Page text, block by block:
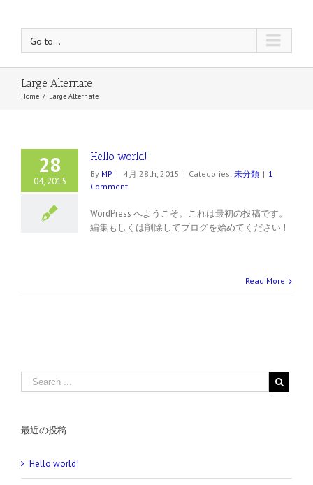
Go to...
Large Alternate
Home / Large Alternate
28
04, 2015
Hello world!
By MP | 4月 28th, 2015 | Categories: 未分類 | 1
Comment
WordPress へようこそ。これは最初の投稿です。
編集もしくは削除してブログを始めてください !
Read More
最近の投稿
Hello world!